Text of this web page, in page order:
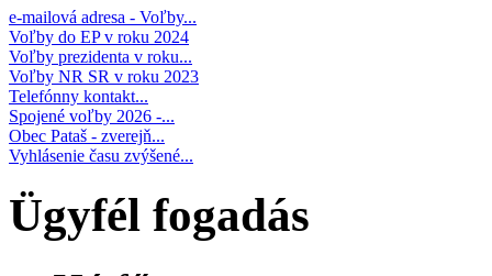
e-mailová adresa - Voľby...
Voľby do EP v roku 2024
Voľby prezidenta v roku...
Voľby NR SR v roku 2023
Telefónny kontakt...
Spojené voľby 2026 -...
Obec Pataš - zverejň...
Vyhlásenie času zvýšené...
Ügyfél fogadás